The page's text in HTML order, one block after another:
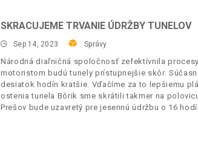
SKRACUJEME TRVANIE ÚDRŽBY TUNELOV
Sep 14, 2023 Správy
Národná diaľničná spoločnosť zefektívnila
motoristom budú tunely prístupnejšie skôr.
desiatok hodín kratšie. Vďačíme za to lepšiemu
ostenia tunela Bôrik sme skrátili takmer na
Prešov bude uzavretý pre jesennú údržbu o 16